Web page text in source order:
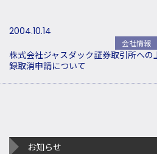
2004.10.14
会社情報
株式会社ジャスダック証券取引所へ
録取消申請について
お知らせ